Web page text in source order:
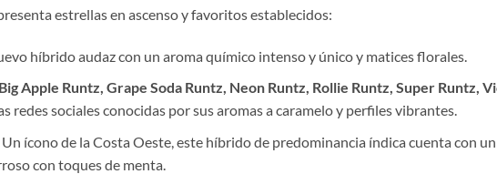
estrellas en ascenso y favoritos establecidos:
híbrido audaz con un aroma químico intenso y único y matices florales.
Apple Runtz, Grape Soda Runtz, Neon Runtz, Rollie Runtz, Super Runtz,
redes sociales conocidas por sus aromas a caramelo y perfiles vibrantes.
ícono de la Costa Oeste, este híbrido de predominancia índica cuenta con un
con toques de menta.